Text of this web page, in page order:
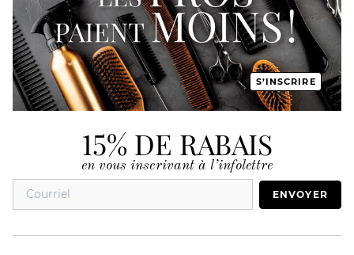
S’INSCRIRE
15% DE RABAIS
en vous inscrivant à l’infolettre
ENVOYER